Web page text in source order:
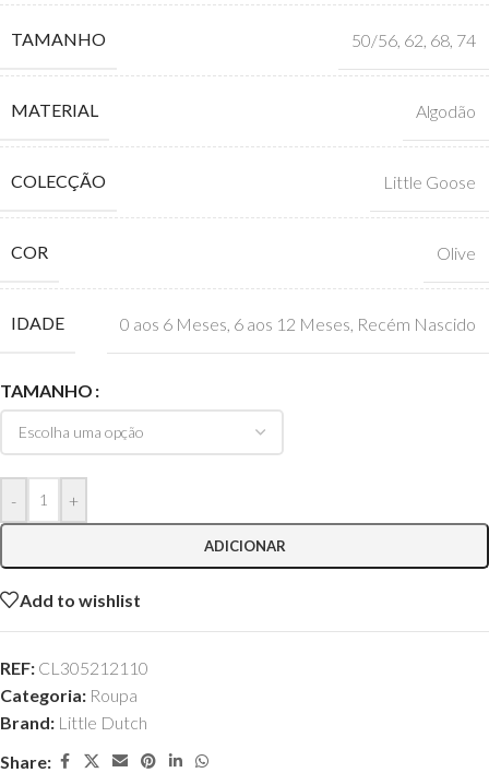
TAMANHO 50/56 62 68 74
MATERIAL Algodão
COLECÇÃO Little Goose
COR Olive
IDADE 0 aos 6 Meses 6 aos 12 Meses Recém Nascido
TAMANHO
- +
ADICIONAR
Add to wishlist
REF: CL305212110
Categoria: Roupa
Brand: Little Dutch
Share: